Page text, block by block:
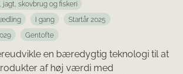
jagt, skovbrug og fiskeri
I gang
Startår 2025
Gentofte
en bæredygtig teknologi til at
af høj værdi med